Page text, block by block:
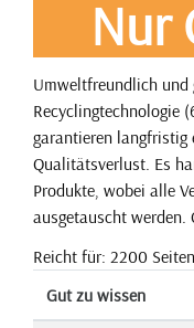
Nur
Umweltfreundlich und
Recyclingtechnologie
garantieren langfristig
Qualitätsverlust. Es
Produkte, wobei alle
ausgetauscht werden.
Reicht für: 2200 Seiten.
Gut zu wissen